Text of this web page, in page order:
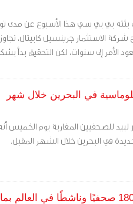
بثته بي بي سي هذا الأسبوع عن مدى
الاستثمار جرينسيل كابيتال،
الأمر إلى سنوات، لكن التحقيق
في البحرين خلال شهر
لبيد للصحفيين المغاربة يوم الخميس
في البحرين خلال الشهر المقبل.
الغارديان: شركة إسرائيلية تراقب هواتف أكثر من 180 صحفيًا